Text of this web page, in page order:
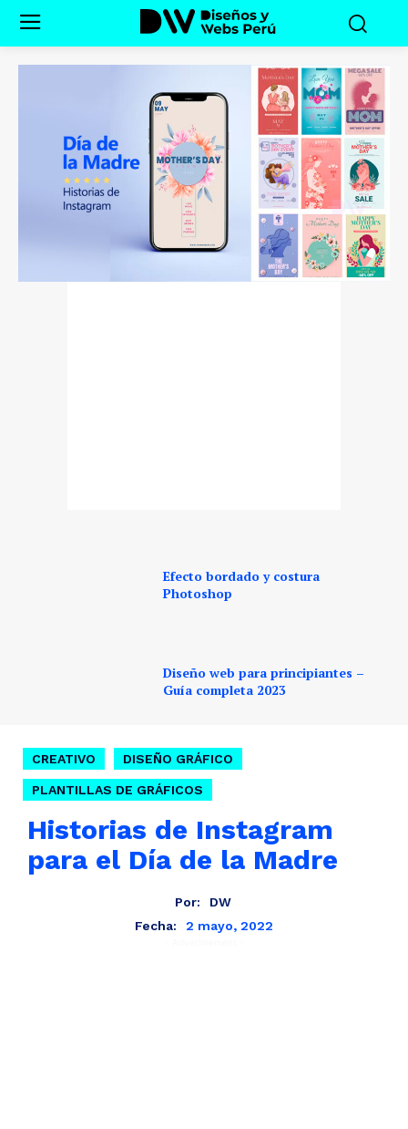
Efecto bordado y costura
Photoshop
Diseño web para principiantes –
Guía completa 2023
CREATIVO DISEÑO GRÁFICO
PLANTILLAS DE GRÁFICOS
Historias de Instagram
para el Día de la Madre
Por:
DW
Fecha:
2 mayo, 2022